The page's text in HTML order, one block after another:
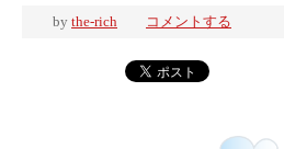
by the-rich コメントする